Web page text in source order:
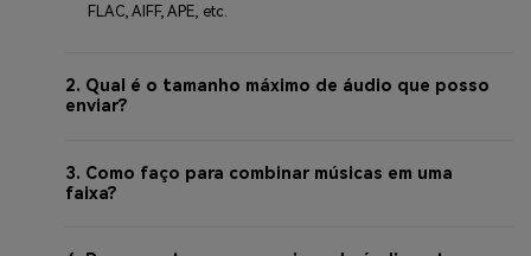
FLAC, AIFF, APE, etc.
2. Qual é o tamanho máximo de áudio que posso
enviar?
3. Como faço para combinar músicas em uma
faixa?